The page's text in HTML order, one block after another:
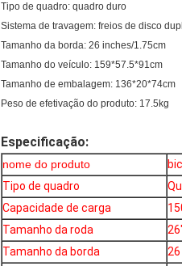
Tipo de quadro: quadro duro
Sistema de travagem: freios de disco
Tamanho da borda: 26 inches/1.75cm
Tamanho do veículo: 159*57.5*91cm
Tamanho de embalagem: 136*20*74cm
Peso de efetivação do produto: 17.5kg
Especificação:
nome do produto
Tipo de quadro
Capacidade de carga
Tamanho da roda
Tamanho da borda